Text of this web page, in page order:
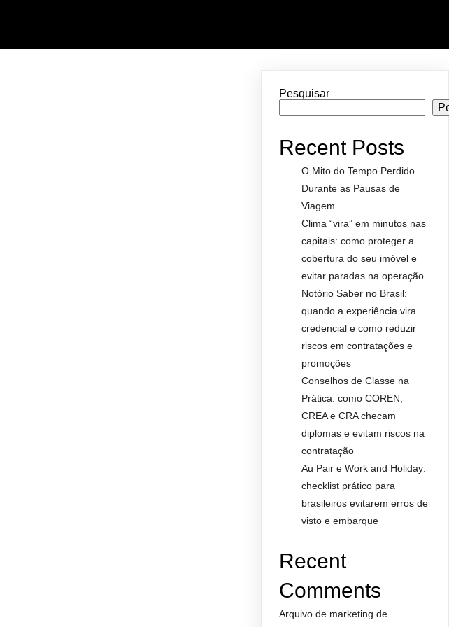
Pesquisar
Recent Posts
O Mito do Tempo Perdido
Durante as Pausas de
Viagem
Clima “vira” em minutos nas
capitais: como proteger a
cobertura do seu imóvel e
evitar paradas na operação
Notório Saber no Brasil:
quando a experiência vira
credencial e como reduzir
riscos em contratações e
promoções
Conselhos de Classe na
Prática: como COREN,
CREA e CRA checam
diplomas e evitam riscos na
contratação
Au Pair e Work and Holiday:
checklist prático para
brasileiros evitarem erros de
visto e embarque
Recent
Comments
Arquivo de marketing de